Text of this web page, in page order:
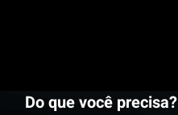
Do que você precisa?